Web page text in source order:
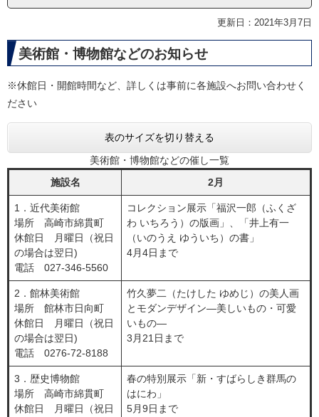
更新日：2021年3月7日
美術館・博物館などのお知らせ
※休館日・開館時間など、詳しくは事前に各施設へお問い合わせく
ださい
表のサイズを切り替える
美術館・博物館などの催し一覧
施設名
2月
1．近代美術館
場所 高崎市綿貫町
休館日 月曜日（祝日
の場合は翌日)
電話 027-346-5560
コレクション展示「福沢一郎（ふくざ
わ いちろう）の版画」、「井上有一
（いのうえ ゆういち）の書」
4月4日まで
2．館林美術館
場所 館林市日向町
休館日 月曜日（祝日
の場合は翌日)
電話 0276-72-8188
竹久夢二（たけした ゆめじ）の美人画
とモダンデザイン―美しいもの・可愛
いもの―
3月21日まで
3．歴史博物館
場所 高崎市綿貫町
休館日 月曜日（祝日
春の特別展示「新・すばらしき群馬の
はにわ」
5月9日まで